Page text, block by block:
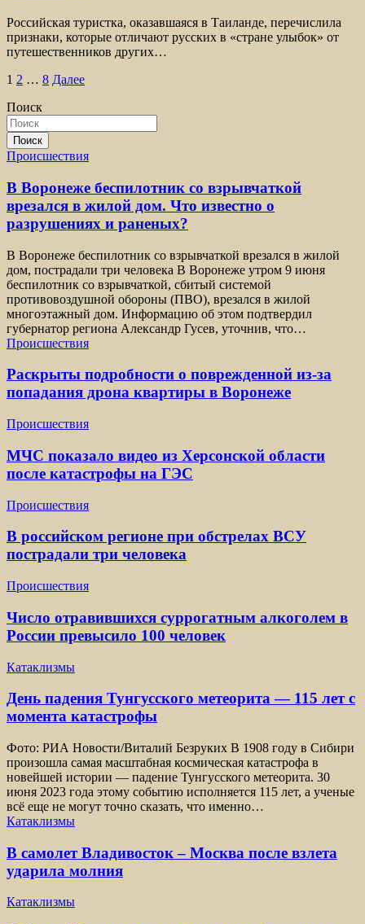
Российская туристка, оказавшаяся в Таиланде, перечислила
признаки, которые отличают русских в «стране улыбок» от
путешественников других…
Пагинация
записей
1 2 … 8 Далее
Поиск
Поиск
Происшествия
В Воронеже беспилотник со взрывчаткой
врезался в жилой дом. Что известно о
разрушениях и раненых?
В Воронеже беспилотник со взрывчаткой врезался в жилой
дом, пострадали три человека В Воронеже утром 9 июня
беспилотник со взрывчаткой, сбитый системой
противовоздушной обороны (ПВО), врезался в жилой
многоэтажный дом. Информацию об этом подтвердил
губернатор региона Александр Гусев, уточнив, что…
Происшествия
Раскрыты подробности о поврежденной из-за
попадания дрона квартиры в Воронеже
Происшествия
МЧС показало видео из Херсонской области
после катастрофы на ГЭС
Происшествия
В российском регионе при обстрелах ВСУ
пострадали три человека
Происшествия
Число отравившихся суррогатным алкоголем в
России превысило 100 человек
Катаклизмы
День падения Тунгусского метеорита — 115 лет с
момента катастрофы
Фото: РИА Новости/Виталий Безруких В 1908 году в Сибири
произошла самая масштабная космическая катастрофа в
новейшей истории — падение Тунгусского метеорита. 30
июня 2023 года этому событию исполняется 115 лет, а ученые
всё еще не могут точно сказать, что именно…
Катаклизмы
В самолет Владивосток – Москва после взлета
ударила молния
Катаклизмы